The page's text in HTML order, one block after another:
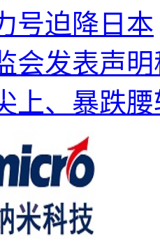
号迫降日本
会发表声
上、暴跌